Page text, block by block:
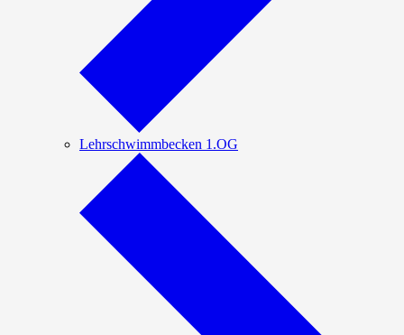
Lehrschwimmbecken 1.OG